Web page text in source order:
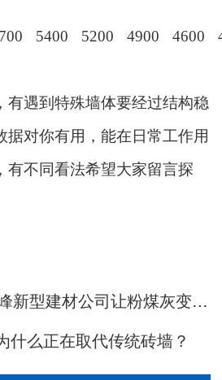
5400 5200 4900 4600
有遇到特殊墙体要经过结构稳
据对你有用，能在日常工作用
有不同看法希望大家留言探
内蒙古乾峰新型建材公司让粉煤灰变废为宝
什么正在取代传统砖墙？